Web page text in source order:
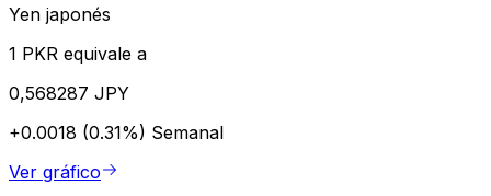
Yen japonés
1 PKR equivale a
0,568287 JPY
+0.0018 (0.31%) Semanal
Ver gráfico